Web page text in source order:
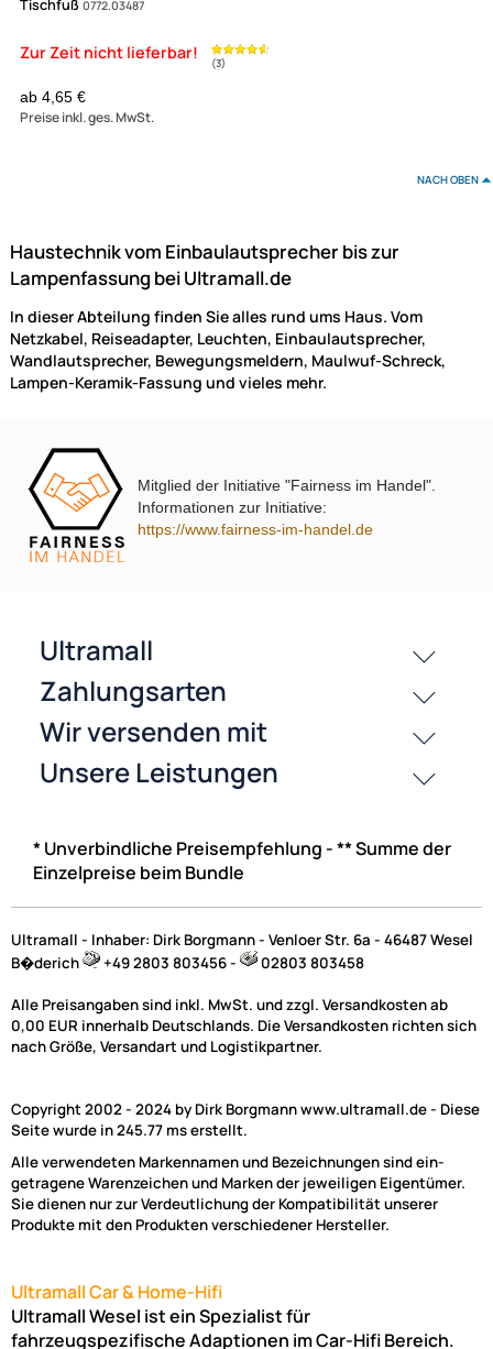
Mechanischer Handzähler / Stückzähler Klicker Counter
ab 2,95 €
Preise inkl. ges. MwSt.
Blanko Digital Timer-Count Down Zähler +
ab 4,95 €
Preise inkl. ges. MwSt.
Mechanischer Handzähler / Stückzähler Klicker Counter mit
Tischfuß 0772.03487
ab 4,65 €
Mitglied der Initiative "Fairness im Handel".
Informationen zur Initiative:
https://www.fairness-im-handel.de
* Unverbindliche Preisempfehlung - ** Summe der
Einzelpreise beim Bundle
Ultramall - Inhaber: Dirk Borgmann - Venloer Str. 6a - 46487 Wesel
B�derich
+49 2803 803456 - 02803 803458
Alle Preisangaben sind inkl. MwSt. und zzgl. Versandkosten ab
0,00 EUR innerhalb Deutschlands. Die Versandkosten richten sich
nach Größe, Versandart und Logistikpartner.
Copyright 2002 - 2024 by Dirk Borgmann www.ultramall.de - Diese
Seite wurde in 245.77 ms erstellt.
Alle verwendeten Markennamen und Bezeichnungen sind ein-
getragene Warenzeichen und Marken der jeweiligen Eigentümer.
Sie dienen nur zur Verdeutlichung der Kompatibilität unserer
Produkte mit den Produkten verschiedener Hersteller.
Ultramall Car & Home-Hifi
Ultramall Wesel ist ein Spezialist für
fahrzeugspezifische Adaptionen im Car-Hifi Bereich.